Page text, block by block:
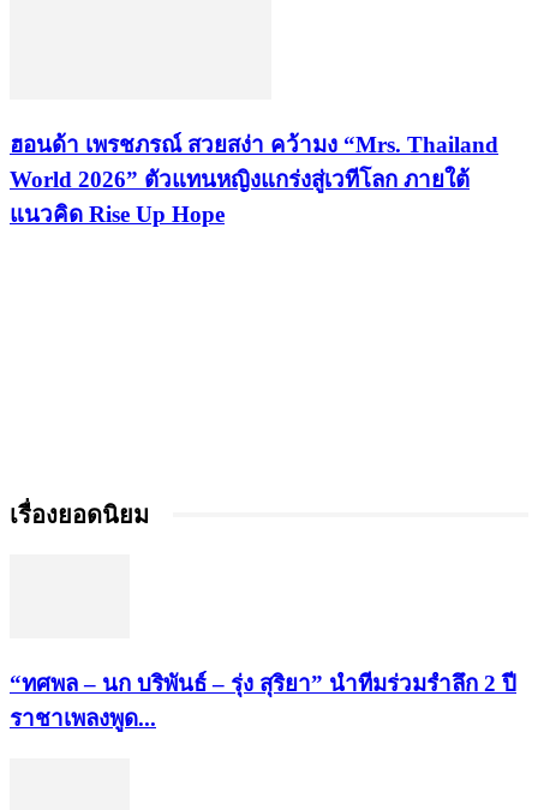
ฮอนด้า เพรชภรณ์ สวยสง่า คว้ามง “Mrs. Thailand
World 2026” ตัวแทนหญิงแกร่งสู่เวทีโลก ภายใต้
แนวคิด Rise Up Hope
เรื่องยอดนิยม
“ทศพล – นก บริพันธ์ – รุ่ง สุริยา” นำทีมร่วมรำลึก 2 ปี
ราชาเพลงพูด...